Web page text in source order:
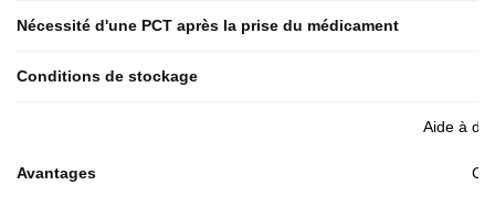
Nécessité d'une PCT après la prise du médicament
Conditions de stockage
Avantages
Aide à